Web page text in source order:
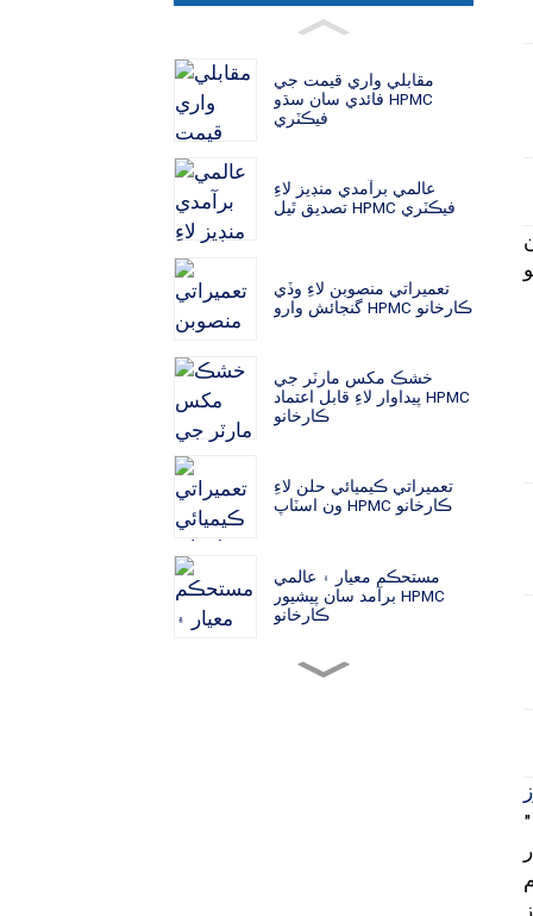
مقابلي واري قيمت جي
فائدي سان سڌو HPMC
فيڪٽري
عالمي برآمدي منڊيز لاءِ
تصديق ٿيل HPMC فيڪٽري
تعميراتي منصوبن لاءِ وڏي
گنجائش وارو HPMC ڪارخانو
خشڪ مکس مارٽر جي
پيداوار لاءِ قابل اعتماد HPMC
ڪارخانو
تعميراتي ڪيميائي حلن لاءِ
ون اسٽاپ HPMC ڪارخانو
مستحڪم معيار ۽ عالمي
برآمد سان پيشيور HPMC
ڪارخانو
تعميراتي ڪيميڪل ٺاهيندڙن
"هن واضح ۽ غير واضح سڃاڻپ ڪندڙ جي تحت متحد ٿيڻ سان، اسان جو مقصد ڪنهن به وڌيڪ مونجهاري کي